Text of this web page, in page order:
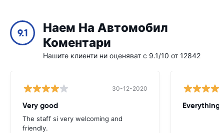
9.1
Наем На Автомобил
Коментари
Нашите клиенти ни оценяват с 9.1/10 от 12842
30-12-2020
Very good
The staff si very welcoming and
friendly.
Everything